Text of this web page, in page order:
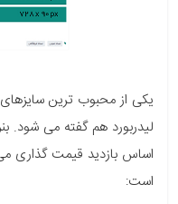
یکی از محبوب ترین سایزهای
لیدربورد هم گفته می شود.
اساس بازدید قیمت گذاری
است: